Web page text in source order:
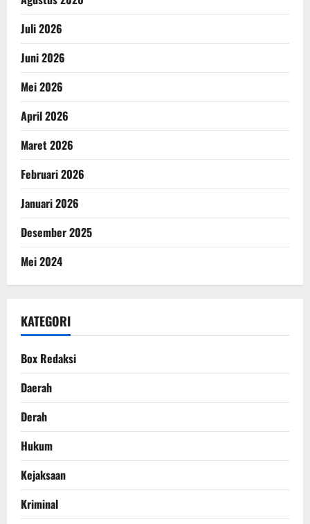
Juli 2026
Juni 2026
Mei 2026
April 2026
Maret 2026
Februari 2026
Januari 2026
Desember 2025
Mei 2024
KATEGORI
Box Redaksi
Daerah
Derah
Hukum
Kejaksaan
Kriminal